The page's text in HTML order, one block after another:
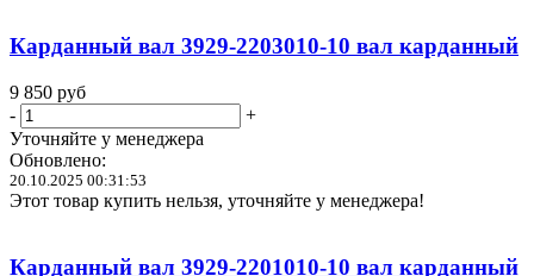
Карданный вал 3929-2203010-10 вал карданный
9 850 руб
-
+
Уточняйте у менеджера
Обновлено:
20.10.2025 00:31:53
Этот товар купить нельзя, уточняйте у менеджера!
Карданный вал 3929-2201010-10 вал карданный